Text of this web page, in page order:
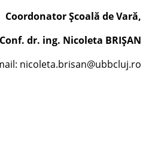
Coordonator Școală de Vară,
Conf. dr. ing. Nicoleta BRIȘAN
nicoleta.brisan@ubbcluj.ro